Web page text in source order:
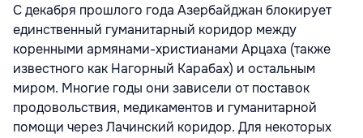
С декабря прошлого года Азербайджан блокирует
единственный гуманитарный коридор между
коренными армянами-христианами Арцаха (также
известного как Нагорный Карабах) и остальным
миром. Многие годы они зависели от поставок
продовольствия, медикаментов и гуманитарной
помощи через Лачинский коридор. Для некоторых